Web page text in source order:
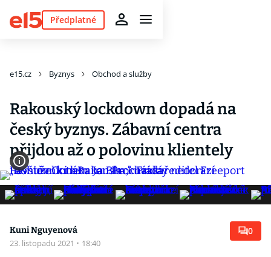
Předplatné
e15.cz Byznys Obchod a služby
Rakouský lockdown dopadá na
český byznys. Zábavní centra
přijdou až o polovinu klientely
Kuni Nguyenová
23. listopadu 2021 · 18:40
0